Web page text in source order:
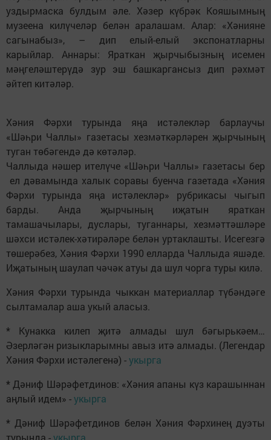
уздырмаска булдым әле. Хәзер күбрәк Кояшымның
музеена килүчеләр белән аралашам. Алар: «Хәнияне
сагынабыз», – дип елый-елый экспонатларны
карыйлар. Аннары: Яраткан җырчыбызның исемен
мәңгеләштерүдә зур эш башкаргансыз дип рәхмәт
әйтеп китәләр.
Хәния Фәрхи турында яңа истәлекләр барлаучы
«Шәһри Чаллы» газетасы хезмәткәрләрен җырчының
туган төбәгендә дә көтәләр.
Чаллыда нәшер ителүче «Шәһри Чаллы» газетасы бер
ел дәвамында халык соравы буенча газетада «Хәния
Фәрхи турында яңа истәлекләр» рубрикасы чыгып
барды. Анда җырчының иҗатын яраткан
тамашачылары, дуслары, туганнары, хезмәттәшләре
шәхси истәлек-хәтирәләре белән уртаклашты. Исегезгә
төшерәбез, Хәния Фәрхи 1990 елларда Чаллыда яшәде.
Иҗатының шаулап чәчәк атуы да шул чорга туры килә.
Хәния Фәрхи турында чыккан материаллар түбәндәге
сылтамалар аша укый аласыз.
* Кунакка килеп җитә алмады шул бәгырькәем…
Әзерләгән ризыкларымны авыз итә алмады. (Легендар
Хәния Фәрхи истәлегенә) -укырга
* Дәниф Шәрәфетдинов: «Хәния апаны күз карашыннан
аңлый идем» -укырга
* Дәниф Шәрәфетдинов белән Хәния Фәрхинең дуэты
турында -укырга